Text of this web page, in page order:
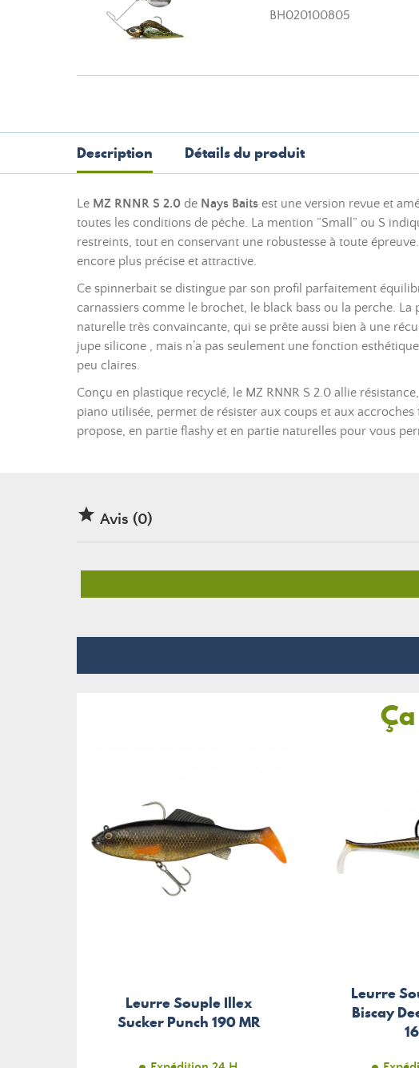
BH020100805
Description Détails du produit
Le MZ RNNR S 2.0 de Nays Baits est une version revue et
toutes les conditions de pêche. La mention “Small” ou S
restreints, tout en conservant une robustesse à toute
encore plus précise et attractive.
Ce spinnerbait se distingue par son profil parfaitement
carnassiers comme le brochet, le black bass ou la perche.
naturelle très convaincante, qui se prête aussi bien à une
jupe silicone , mais n’a pas seulement une fonction
peu claires.
Conçu en plastique recyclé, le MZ RNNR S 2.0 allie
piano utilisée, permet de résister aux coups et aux
propose, en partie flashy et en partie naturelles pour vous
 Avis (0)
Leurre Souple Illex
Sucker Punch 190 MR
Leurre
Biscay